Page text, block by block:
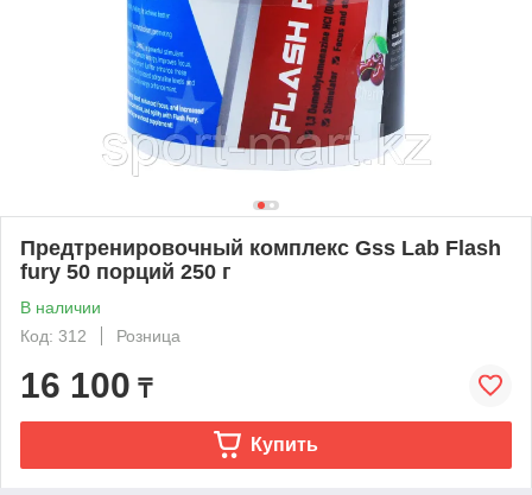
Предтренировочный комплекс Gss Lab Flash
fury 50 порций 250 г
В наличии
Код: 312
Розница
16 100 ₸
Купить